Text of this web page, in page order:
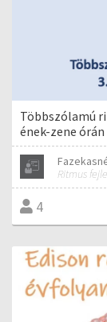
Többszólamú
ének-zene órán
Ritmus
4